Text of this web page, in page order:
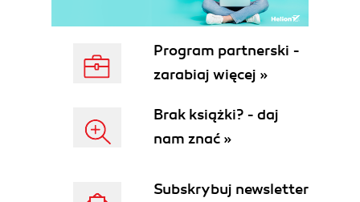
Program partnerski -
zarabiaj więcej »
Brak książki? - daj
nam znać »
Subskrybuj newsletter